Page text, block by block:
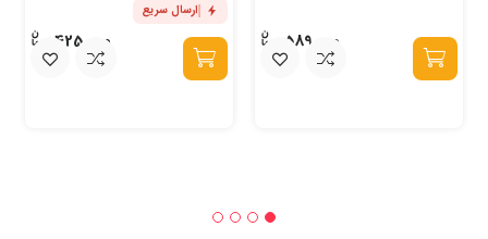
589,000
ارسال سریع
425,000